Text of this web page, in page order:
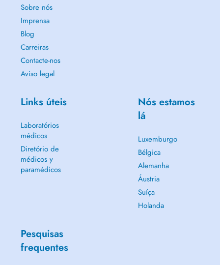
Sobre nós
Imprensa
Blog
Carreiras
Contacte-nos
Aviso legal
Links úteis
Laboratórios
médicos
Diretório de
médicos y
paramédicos
Nós estamos
lá
Luxemburgo
Bélgica
Alemanha
Áustria
Suíça
Holanda
Pesquisas
frequentes